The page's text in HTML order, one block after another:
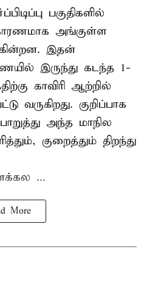
பகுதிகளில்
அங்குள்ள
இதன்
இருந்து கடந்த 1-
காவிரி ஆற்றில்
வருகிறது. குறிப்பாக
அந்த மாநில
குறைத்தும் திறந்து
...
More